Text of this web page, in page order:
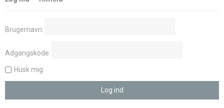
Brugernavn:
Adgangskode:
Husk mig